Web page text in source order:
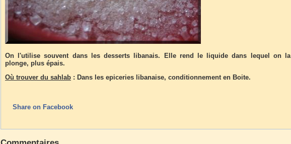
On l'utilise souvent dans les desserts libanais. Elle rend le liquide dans lequel on la
plonge, plus épais.
Où trouver du sahlab : Dans les epiceries libanaise, conditionnement en Boite.
Share on Facebook